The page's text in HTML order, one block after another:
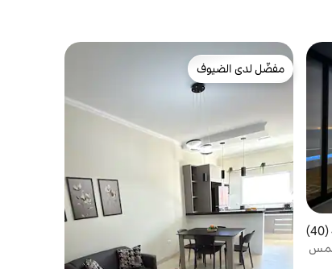
من 5، 40 مراجعات
مفضّل لدى الضيوف
مفضّل لدى الضيوف